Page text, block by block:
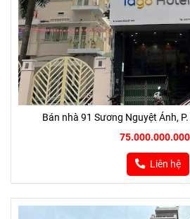
Bán nhà 91 Sương Nguyệt Ánh,
Liên hệ